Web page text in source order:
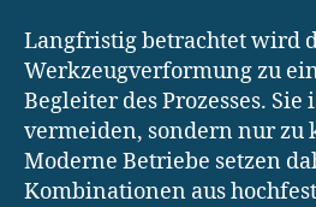
Langfristig betrachtet wird
Werkzeugverformung zu
Begleiter des Prozesses.
vermeiden, sondern nur
Moderne Betriebe setzen
Kombinationen aus